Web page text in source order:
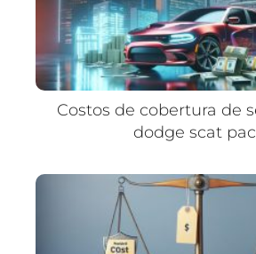
Costos de cobertura de
dodge scat